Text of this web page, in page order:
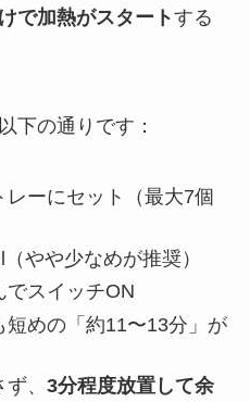
で加熱がスタートする
下の通りです：
ーにセット（最大7個
やや少なめが推奨）
でスイッチON
短めの「約11〜13分」が
、 3分程度放置して余